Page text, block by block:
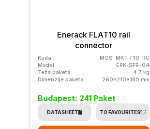
Enerack FLAT10 rail
connector
Koda
MOS-MKT-F10-RC
Model
ERK-SFR-04
Teža paketa
4.7 kg
Dimenzije paketa
260x210x180 mm
Budapest: 241 Paket
DATASHEET TO FAVOURITES